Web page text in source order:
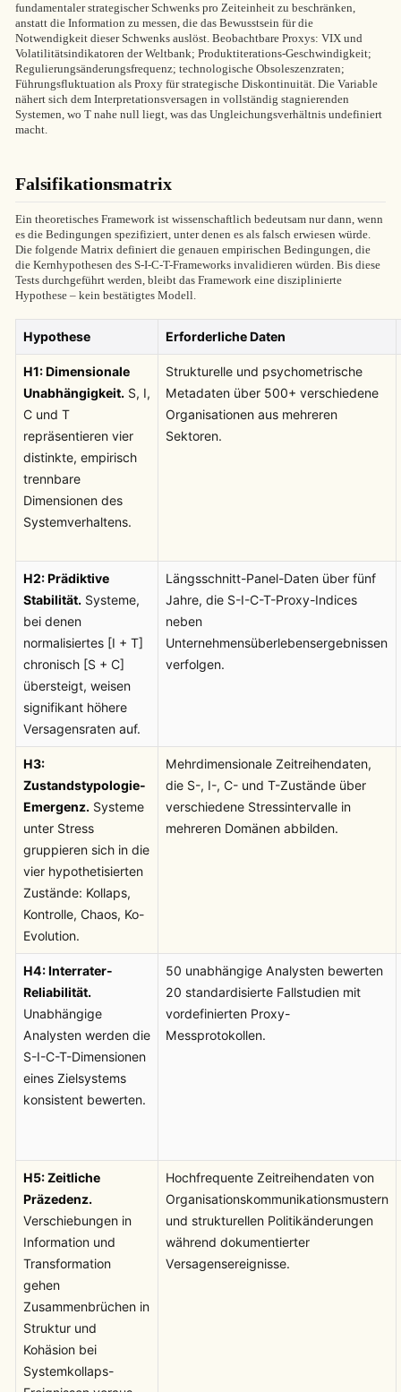
fundamentaler strategischer Schwenks pro Zeiteinheit zu beschränken,
anstatt die Information zu messen, die das Bewusstsein für die
Notwendigkeit dieser Schwenks auslöst. Beobachtbare Proxys: VIX und
Volatilitätsindikatoren der Weltbank; Produktiterations-Geschwindigkeit;
Regulierungsänderungsfrequenz; technologische Obsoleszenzraten;
Führungsfluktuation als Proxy für strategische Diskontinuität. Die Variable
nähert sich dem Interpretationsversagen in vollständig stagnierenden
Systemen, wo T nahe null liegt, was das Ungleichungsverhältnis undefiniert
macht.
Falsifikationsmatrix
Ein theoretisches Framework ist wissenschaftlich bedeutsam nur dann, wenn
es die Bedingungen spezifiziert, unter denen es als falsch erwiesen würde.
Die folgende Matrix definiert die genauen empirischen Bedingungen, die
die Kernhypothesen des S-I-C-T-Frameworks invalidieren würden. Bis diese
Tests durchgeführt werden, bleibt das Framework eine disziplinierte
Hypothese – kein bestätigtes Modell.
Hypothese Erforderliche Daten
H1: Dimensionale
Unabhängigkeit.S, I,
C und T
repräsentieren vier
distinkte, empirisch
trennbare
Dimensionen des
Systemverhaltens.
Strukturelle und psychometrische
Metadaten über 500+ verschiedene
Organisationen aus mehreren
Sektoren.
H2: Prädiktive
Stabilität.Systeme,
bei denen
normalisiertes [I + T]
chronisch [S + C]
übersteigt, weisen
signifikant höhere
Versagensraten auf.
Längsschnitt-Panel-Daten über fünf
Jahre, die S-I-C-T-Proxy-Indices
neben
Unternehmensüberlebensergebnissen
verfolgen.
H3:
Zustandstypologie-
Emergenz.Systeme
unter Stress
gruppieren sich in die
vier hypothetisierten
Zustände: Kollaps,
Kontrolle, Chaos, Ko-
Evolution.
Mehrdimensionale Zeitreihendaten,
die S-, I-, C- und T-Zustände über
verschiedene Stressintervalle in
mehreren Domänen abbilden.
H4: Interrater-
Reliabilität.
Unabhängige
Analysten werden die
S-I-C-T-Dimensionen
eines Zielsystems
konsistent bewerten.
50 unabhängige Analysten bewerten
20 standardisierte Fallstudien mit
vordefinierten Proxy-
Messprotokollen.
H5: Zeitliche
Präzedenz.
Verschiebungen in
Information und
Transformation
gehen
Zusammenbrüchen in
Struktur und
Kohäsion bei
Systemkollaps-
Hochfrequente Zeitreihendaten von
Organisationskommunikationsmustern
und strukturellen Politikänderungen
während dokumentierter
Versagensereignisse.